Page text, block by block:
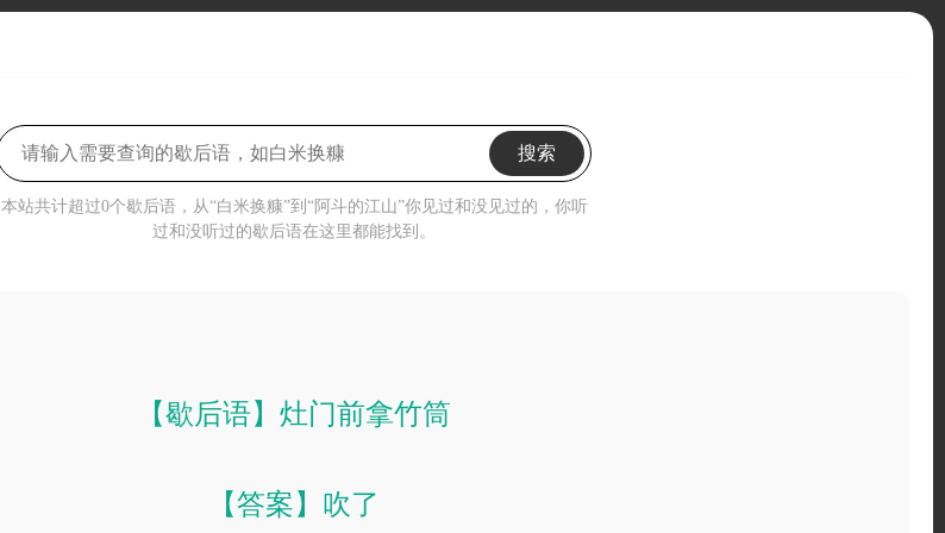
搜索
本站共计超过0个歇后语，从“白米换糠”到“阿斗的江山”你见过和没见过的，你听
过和没听过的歇后语在这里都能找到。
【歇后语】灶门前拿竹筒
【答案】吹了